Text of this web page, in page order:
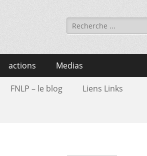
Recherche
de:
actions Medias
FNLP – le blog Liens Links